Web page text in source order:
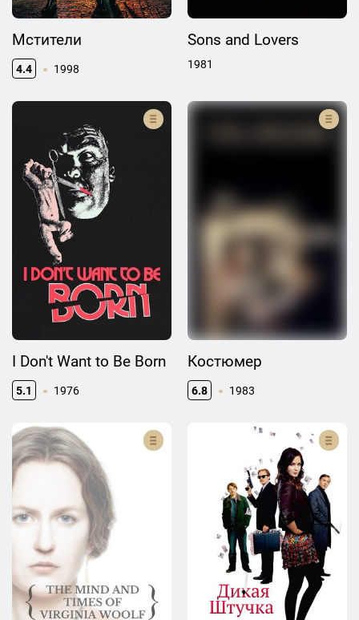
Мстители
4.4 1998
Sons and Lovers
1981
I Don't Want to Be Born
5.1 1976
Костюмер
6.8 1983